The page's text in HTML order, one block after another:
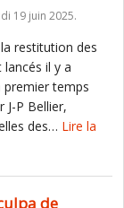
19 juin 2025.
restitution des
il y a
premier temps
J-P Bellier,
des… Lire la
de